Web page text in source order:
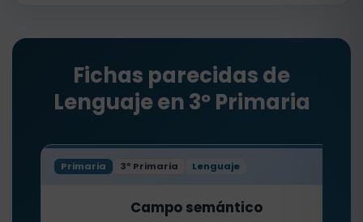
Fichas parecidas de
Lenguaje en 3º Primaria
Primaria 3º Primaria Lenguaje
Campo semántico